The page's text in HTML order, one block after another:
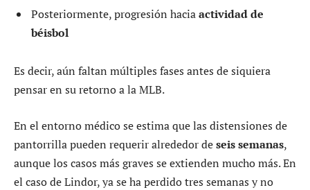
Posteriormente, progresión haciaactividad de
béisbol
Es decir, aún faltan múltiples fases antes de siquiera
pensar en su retorno a la MLB.
En el entorno médico se estima que las distensiones de
pantorrilla pueden requerir alrededor deseis semanas,
aunque los casos más graves se extienden mucho más. En
el caso de Lindor, ya se ha perdido tres semanas y no